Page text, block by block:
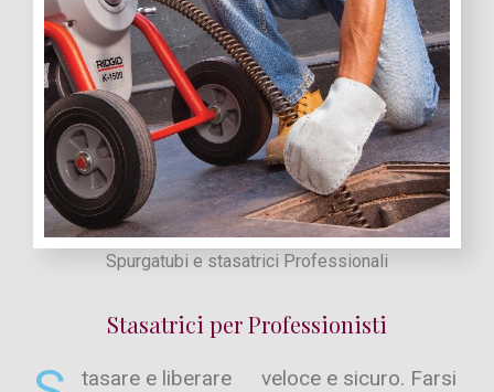
Stasatrici per Professionisti
tasare e liberare
veloce e sicuro. Farsi
Spurgatubi e stasatrici Professionali